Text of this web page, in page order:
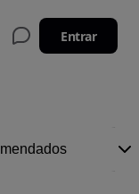
Entrar